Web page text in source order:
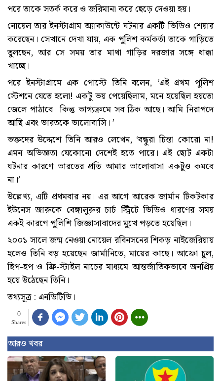
পরে তাকে সতর্ক করে ও জরিমানা করে ছেড়ে দেওয়া হয়।
নোয়েল তার ইনস্টাগ্রাম অ্যাকাউন্টে ঘটনার একটি ভিডিও শেয়ার
করেছেন। সেখানে দেখা যায়, এক পুলিশ কর্মকর্তা তাকে গাড়িতে
তুলছেন, আর সে সময় তার মাথা গাড়ির দরজার সঙ্গে ধাক্কা
খাচ্ছে।
পরে ইনস্টাগ্রামে এক পোস্টে তিনি বলেন, ‘এই প্রথম পুলিশ
স্টেশনে যেতে হলো! একটু ভয় পেয়েছিলাম, মনে হয়েছিল হয়তো
জেলে পাঠাবে। কিন্তু ভাগ্যক্রমে সব ঠিক আছে। আমি নিরাপদে
আছি এবং ভারতকে ভালোবাসি। ’
ভক্তদের উদ্দেশে তিনি আরও লেখেন, ‘বন্ধুরা চিন্তা কোরো না!
এমন অভিজ্ঞতা যেকোনো দেশেই হতে পারে। এই ছোট একটা
ঘটনার কারণে ভারতের প্রতি আমার ভালোবাসা একটুও কমবে
না।’
উল্লেখ্য, এটি প্রথমবার নয়। এর আগে আরেক জার্মান টিকটকার
ইউনেস জারুকে বেঙ্গালুরুর চার্চ স্ট্রিটে ভিডিও ধারণের সময়
একই কারণে পুলিশি জিজ্ঞাসাবাদের মুখে পড়তে হয়েছিল।
২০০১ সালে জন্ম নেওয়া নোয়েল রবিনসনের শিকড় নাইজেরিয়ায়
হলেও তিনি বড় হয়েছেন জার্মানিতে, মায়ের কাছে। আফ্রো চুল,
হিপ-হপ ও ফ্রি-স্টাইল নাচের মাধ্যমে আন্তর্জাতিকভাবে জনপ্রিয়
হয়ে উঠেছেন তিনি।
তথ্যসূত্র : এনডিটিভি।
0
Shares
আরও খবর